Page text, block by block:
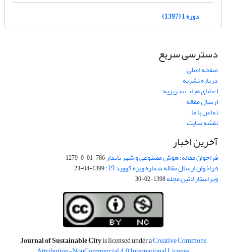
دوره 1 (1397)
دسترسی سریع
صفحه اصلی
درباره نشریه
اعضای هیات تحریریه
ارسال مقاله
تماس با ما
نقشه سایت
آخرین اخبار
فراخوان مقاله: هوش مصنوعی و شهر پایدار786-01-0-1279
فراخوان ارسال مقاله شماره ویژه کووید 19: 1399-04-23
ویراستار لاتین مجله1398-02-30
Journal of Sustainable Cityis licensed under aCreative Commons